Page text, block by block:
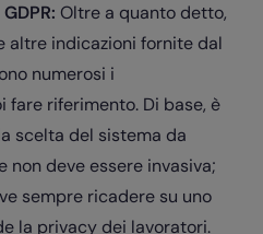
Oltre a quanto detto,
altre indicazioni fornite dal
numerosi i
fare riferimento. Di base, è
scelta del sistema da
non deve essere invasiva;
sempre ricadere su uno
la privacy dei lavoratori.